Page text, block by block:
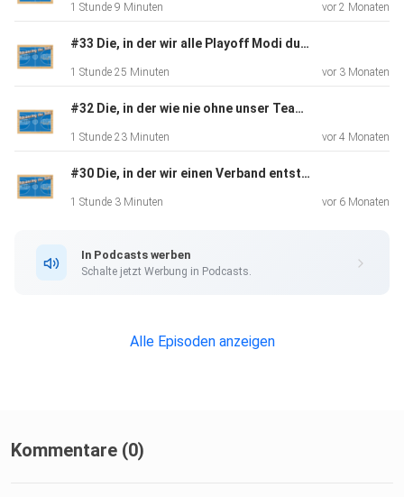
1 Stunde 9 Minuten vor 2 Monaten
#33 Die, in der wir alle Playoff Modi durchspielen
1 Stunde 25 Minuten vor 3 Monaten
#32 Die, in der wie nie ohne unser Team sind
1 Stunde 23 Minuten vor 4 Monaten
#30 Die, in der wir einen Verband entstauben
1 Stunde 3 Minuten vor 6 Monaten
In Podcasts werben
Schalte jetzt Werbung in Podcasts.
Alle Episoden anzeigen
Kommentare (0)